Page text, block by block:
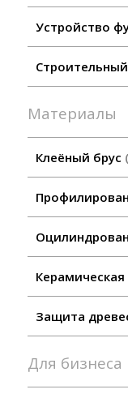
Устройство
Материалы
Клеёный брус
Защита
Для бизнеса